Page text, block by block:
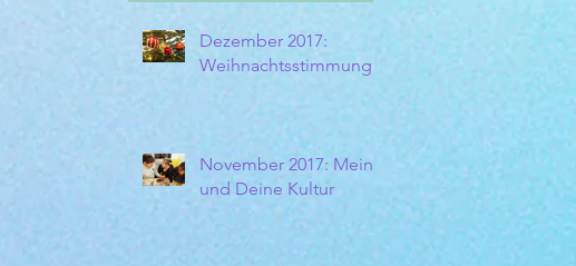
Dezember 2017:
Weihnachtsstimmung
November 2017: Meine
und Deine Kultur